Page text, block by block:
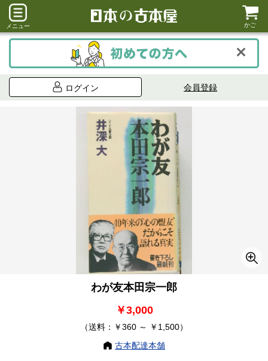
メニュー かご
ログイン 会員登録
わが友本田宗一郎
￥3,000
（送料：￥360 ～ ￥1,500）
古本配達本舗